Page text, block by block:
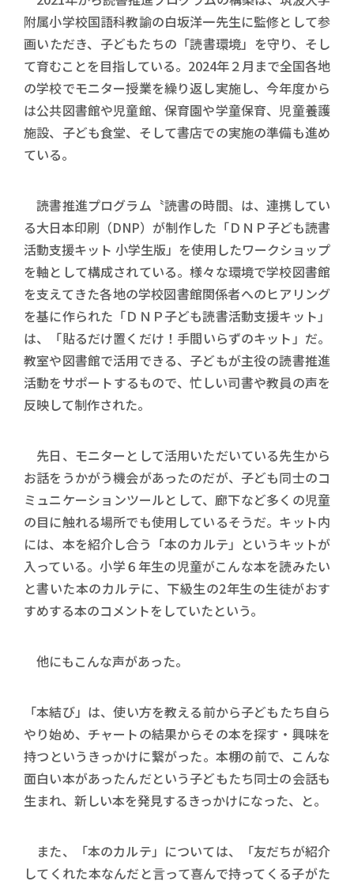
附属小学校国語科教諭の白坂洋一先生に監修として参
画いただき、子どもたちの「読書環境」を守り、そし
て育むことを目指している。2024年２月まで全国各地
の学校でモニター授業を繰り返し実施し、今年度から
は公共図書館や児童館、保育園や学童保育、児童養護
施設、子ども食堂、そして書店での実施の準備も進め
ている。
読書推進プログラム〝読書の時間〟は、連携してい
る大日本印刷（DNP）が制作した「ＤＮＰ子ども読書
活動支援キット 小学生版」を使用したワークショップ
を軸として構成されている。様々な環境で学校図書館
を支えてきた各地の学校図書館関係者へのヒアリング
を基に作られた「ＤＮＰ子ども読書活動支援キット」
は、「貼るだけ置くだけ！​手間いらずのキット」だ。
教室や図書館で活用できる、子どもが主役の読書推進
活動をサポートするもので、忙しい司書や教員の声を
反映して制作された。
先日、モニターとして活用いただいている先生から
お話をうかがう機会があったのだが、子ども同士のコ
ミュニケーションツールとして、廊下など多くの児童
の目に触れる場所でも使用しているそうだ。キット内
には、本を紹介し合う「​本のカルテ」というキットが
入っている。小学６年生の児童がこんな本を読みたい
と書いた本のカルテに、下級生の2年生の生徒がおす
すめする本のコメントをしていたという。
他にもこんな声があった。
「本結び」​は、使い方を教える前から子どもたち自ら
やり始め、チャートの結果からその本を探す・興味を
持つというきっかけに繋がった。本棚の前で、こんな
面白い本があったんだという子どもたち同士の会話も
生まれ、新しい本を発見するきっかけになった、と。
また、「本のカルテ」については、「友だちが紹介
してくれた本なんだと言って喜んで持ってくる子がた